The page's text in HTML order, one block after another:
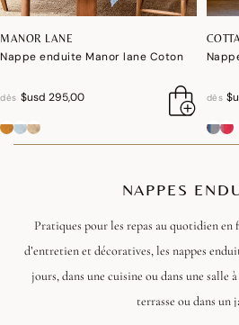
MANOR LANE
Nappe enduite Manor lane Coton
dès $usd 295,00 dès
NAPPES
Pratiques pour les repas au quotidien en
d’entretien et décoratives, les nappes
jours, dans une cuisine ou dans une salle
terrasse ou dans un